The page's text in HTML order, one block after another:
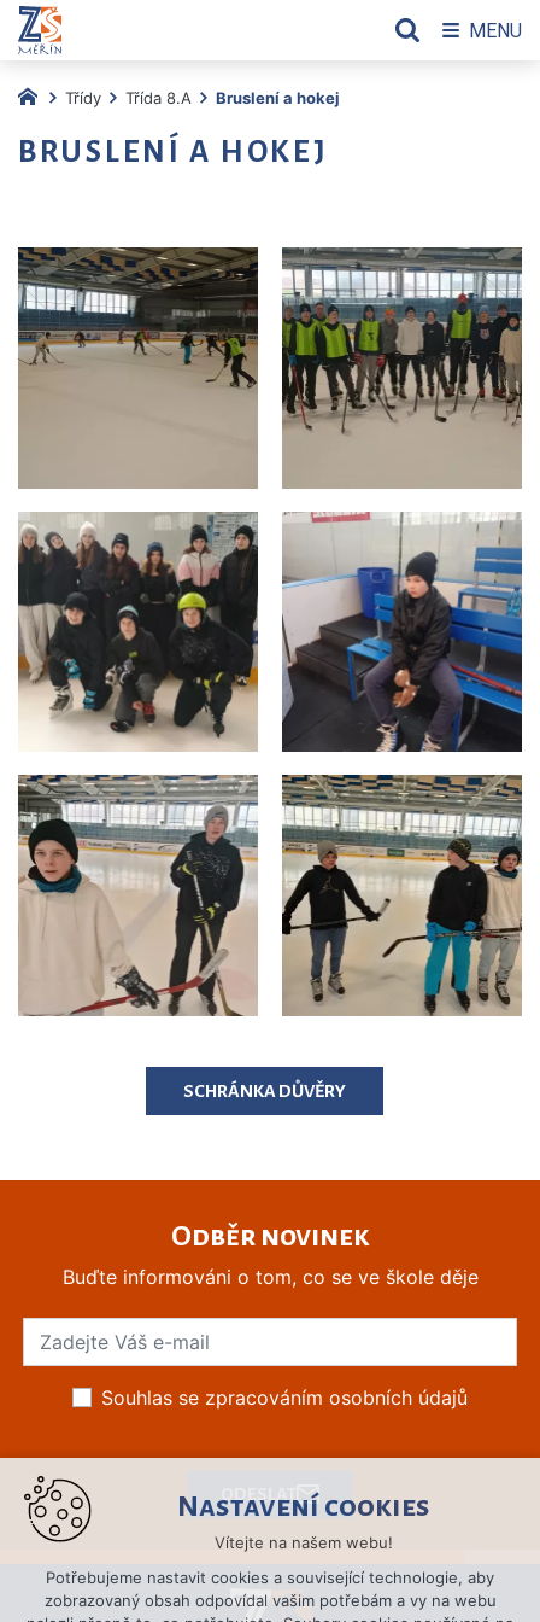
SCHRÁNKA DŮVĚRY
Třídy Třída 8.A Bruslení a hokej
BRUSLENÍ A HOKEJ
Odběr novinek
Buďte informováni o tom, co se ve škole děje
Souhlas se zpracováním osobních údajů
MENU
Nastavení cookies
Vítejte na našem webu!
Potřebujeme nastavit cookies a související technologie, aby
zobrazovaný obsah odpovídal vašim potřebám a vy na webu